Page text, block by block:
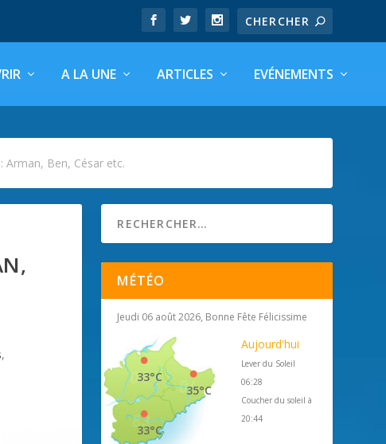
A LA UNE ARTICLES EVÉNEMENTS
Arman, Ben, César etc.
,
MÉTÉO
Jeudi 06 août 2026, Bonne Fête Félicissime
35°C
33°C
33°C
Aujourd'hui
Lever du Soleil
06:28
Coucher du soleil à
20:44